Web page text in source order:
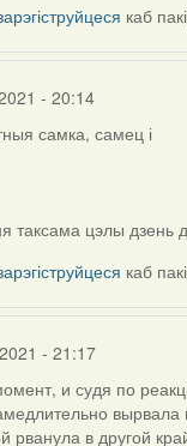
каб
- 20:14
самка, самец і
таксама цэлы дзень
каб
- 21:17
и судя по
вырвала
рванула в другой